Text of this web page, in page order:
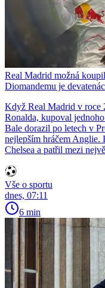
Real Madrid možná
Diomandemu je
Když Real Madrid v roce
Ronalda, kupoval
Bale dorazil po letech v
nejlepším hráčem Anglie.
Chelsea a patřil mezi
Vše o sportu
dnes, 07:11
6 min